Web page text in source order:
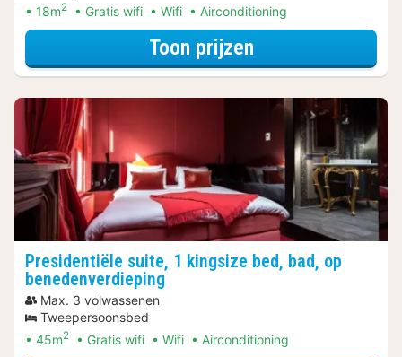
18m2 Gratis wifi Wifi Airconditioning
Toon prijzenvoor
Presidentiële suite, 1 kingsize bed, bad, op
benedenverdieping
Max. 3 volwassenen
Tweepersoonsbed
45m2 Gratis wifi Wifi Airconditioning